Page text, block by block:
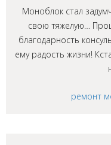
Моноблок стал
свою тяжелую…
благодарность
ему радость жизни!
ремонт